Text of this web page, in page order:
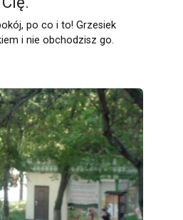
po co i to! Grzesiek
i nie obchodzisz go.